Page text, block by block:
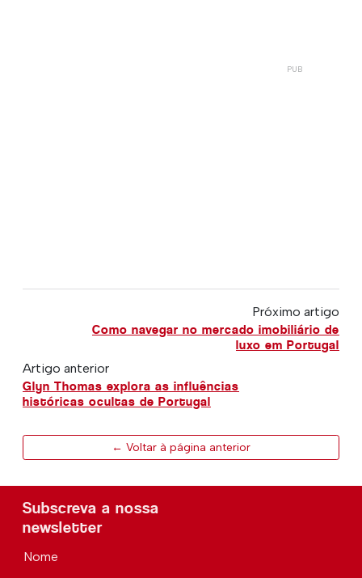
Próximo artigo
Como navegar no mercado imobiliário de
luxo em Portugal
Artigo anterior
Glyn Thomas explora as influências
históricas ocultas de Portugal
← Voltar à página anterior
Subscreva a nossa
newsletter
Nome